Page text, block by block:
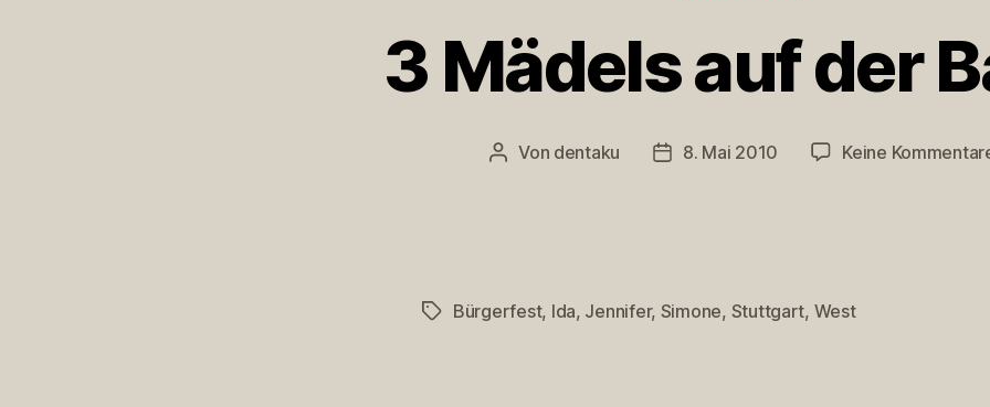
3 Mädels auf der
Beitragsautor
Von dentaku Veröffentlichungsdatum
8. Mai 2010 Keine
Schlagwörter
Bürgerfest, Ida, Jennifer, Simone, Stuttgart, West